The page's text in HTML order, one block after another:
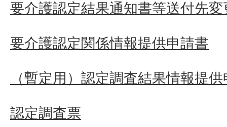
要介護認定結果通知書等送付先変
要介護認定関係情報提供申請書
（暫定用）認定調査結果情報提
認定調査票